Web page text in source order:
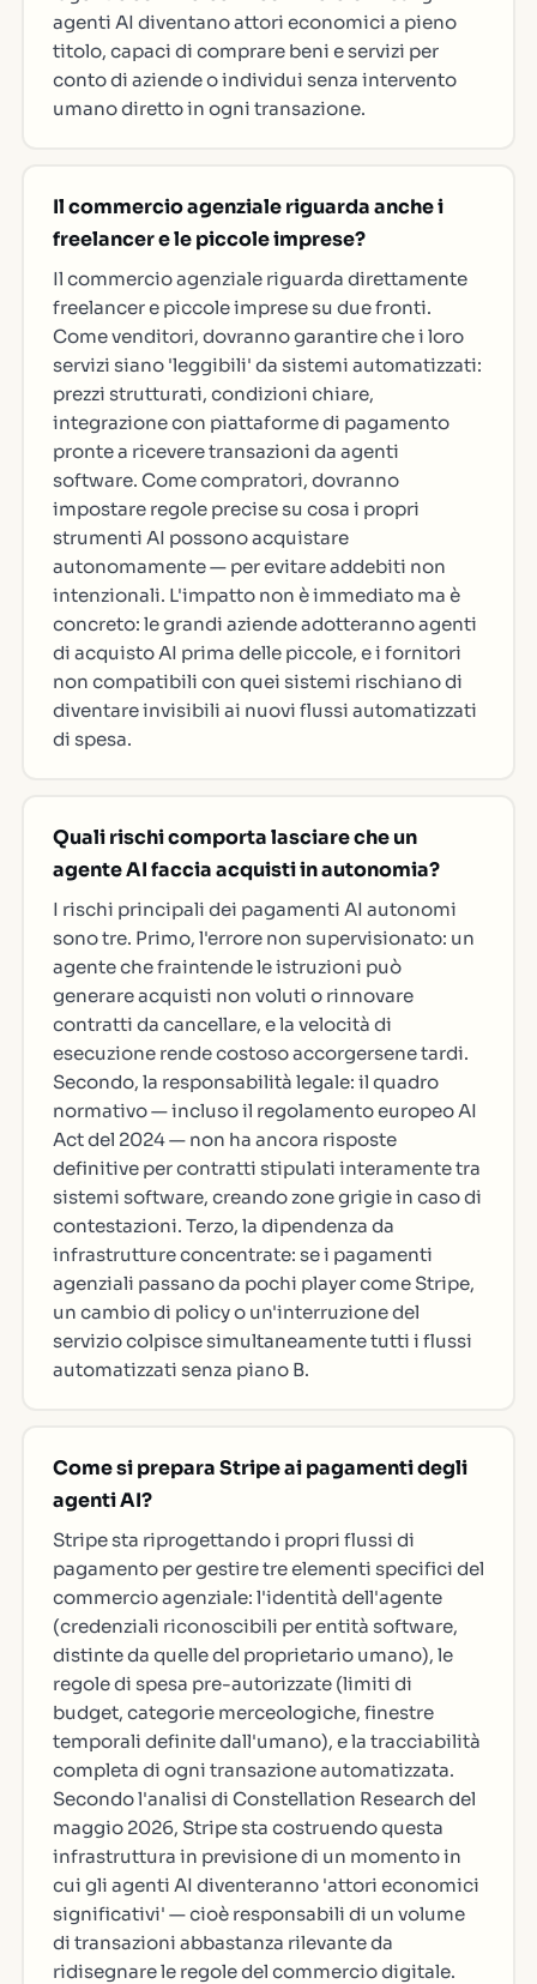
agenti AI diventano attori economici a pieno
titolo, capaci di comprare beni e servizi per
conto di aziende o individui senza intervento
umano diretto in ogni transazione.
Il commercio agenziale riguarda anche i
freelancer e le piccole imprese?
Il commercio agenziale riguarda direttamente
freelancer e piccole imprese su due fronti.
Come venditori, dovranno garantire che i loro
servizi siano 'leggibili' da sistemi automatizzati:
prezzi strutturati, condizioni chiare,
integrazione con piattaforme di pagamento
pronte a ricevere transazioni da agenti
software. Come compratori, dovranno
impostare regole precise su cosa i propri
strumenti AI possono acquistare
autonomamente — per evitare addebiti non
intenzionali. L'impatto non è immediato ma è
concreto: le grandi aziende adotteranno agenti
di acquisto AI prima delle piccole, e i fornitori
non compatibili con quei sistemi rischiano di
diventare invisibili ai nuovi flussi automatizzati
di spesa.
Quali rischi comporta lasciare che un
agente AI faccia acquisti in autonomia?
I rischi principali dei pagamenti AI autonomi
sono tre. Primo, l'errore non supervisionato: un
agente che fraintende le istruzioni può
generare acquisti non voluti o rinnovare
contratti da cancellare, e la velocità di
esecuzione rende costoso accorgersene tardi.
Secondo, la responsabilità legale: il quadro
normativo — incluso il regolamento europeo AI
Act del 2024 — non ha ancora risposte
definitive per contratti stipulati interamente tra
sistemi software, creando zone grigie in caso di
contestazioni. Terzo, la dipendenza da
infrastrutture concentrate: se i pagamenti
agenziali passano da pochi player come Stripe,
un cambio di policy o un'interruzione del
servizio colpisce simultaneamente tutti i flussi
automatizzati senza piano B.
Come si prepara Stripe ai pagamenti degli
agenti AI?
Stripe sta riprogettando i propri flussi di
pagamento per gestire tre elementi specifici del
commercio agenziale: l'identità dell'agente
(credenziali riconoscibili per entità software,
distinte da quelle del proprietario umano), le
regole di spesa pre-autorizzate (limiti di
budget, categorie merceologiche, finestre
temporali definite dall'umano), e la tracciabilità
completa di ogni transazione automatizzata.
Secondo l'analisi di Constellation Research del
maggio 2026, Stripe sta costruendo questa
infrastruttura in previsione di un momento in
cui gli agenti AI diventeranno 'attori economici
significativi' — cioè responsabili di un volume
di transazioni abbastanza rilevante da
ridisegnare le regole del commercio digitale.